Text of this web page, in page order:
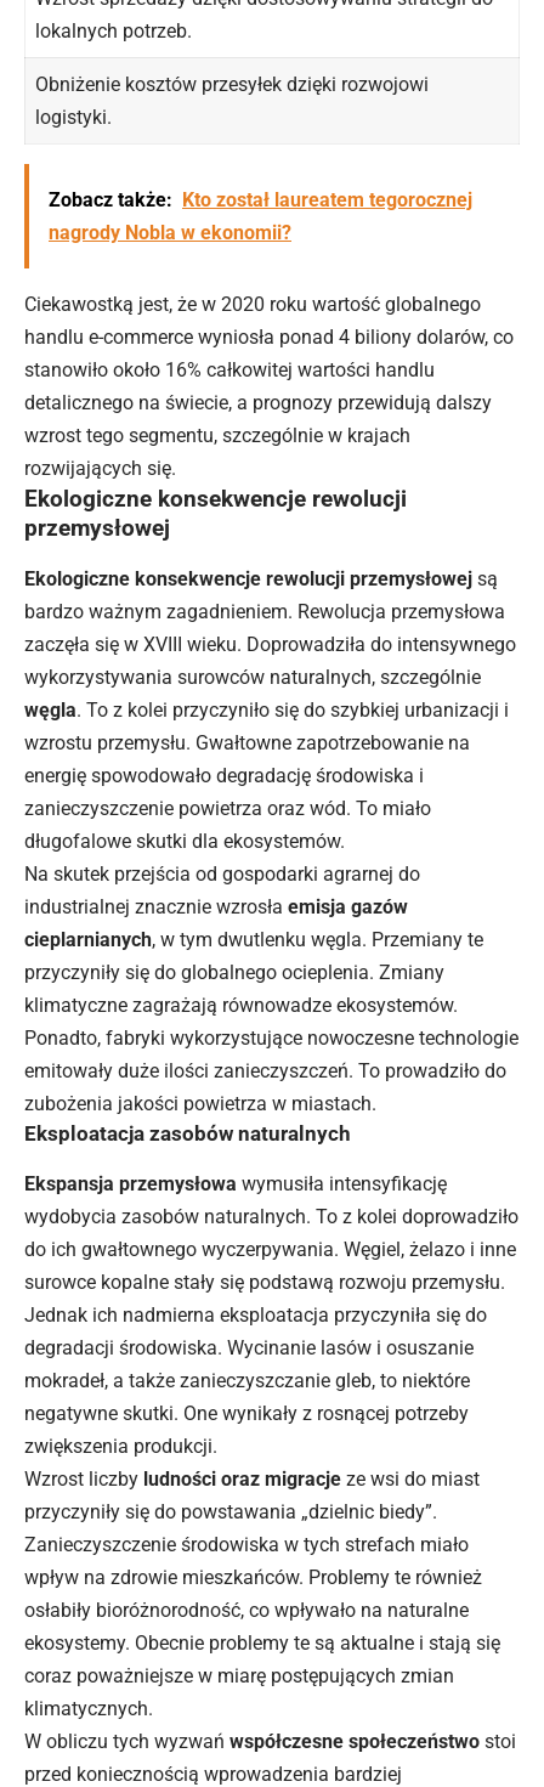
lokalnych potrzeb.
Obniżenie kosztów przesyłek dzięki rozwojowi
logistyki.
Zobacz także: Kto został laureatem tegorocznej
nagrody Nobla w ekonomii?
Ciekawostką jest, że w 2020 roku wartość globalnego
handlu e-commerce wyniosła ponad 4 biliony dolarów, co
stanowiło około 16% całkowitej wartości handlu
detalicznego na świecie, a prognozy przewidują dalszy
wzrost tego segmentu, szczególnie w krajach
rozwijających się.
Ekologiczne konsekwencje rewolucji
przemysłowej
Ekologiczne konsekwencje rewolucji przemysłowej są
bardzo ważnym zagadnieniem. Rewolucja przemysłowa
zaczęła się w XVIII wieku. Doprowadziła do intensywnego
wykorzystywania surowców naturalnych, szczególnie
węgla. To z kolei przyczyniło się do szybkiej urbanizacji i
wzrostu przemysłu. Gwałtowne zapotrzebowanie na
energię spowodowało degradację środowiska i
zanieczyszczenie powietrza oraz wód. To miało
długofalowe skutki dla ekosystemów.
Na skutek przejścia od gospodarki agrarnej do
industrialnej znacznie wzrosła emisja gazów
cieplarnianych, w tym dwutlenku węgla. Przemiany te
przyczyniły się do globalnego ocieplenia. Zmiany
klimatyczne zagrażają równowadze ekosystemów.
Ponadto, fabryki wykorzystujące nowoczesne technologie
emitowały duże ilości zanieczyszczeń. To prowadziło do
zubożenia jakości powietrza w miastach.
Eksploatacja zasobów naturalnych
Ekspansja przemysłowa wymusiła intensyfikację
wydobycia zasobów naturalnych. To z kolei doprowadziło
do ich gwałtownego wyczerpywania. Węgiel, żelazo i inne
surowce kopalne stały się podstawą rozwoju przemysłu.
Jednak ich nadmierna eksploatacja przyczyniła się do
degradacji środowiska. Wycinanie lasów i osuszanie
mokradeł, a także zanieczyszczanie gleb, to niektóre
negatywne skutki. One wynikały z rosnącej potrzeby
zwiększenia produkcji.
Wzrost liczby ludności oraz migracje ze wsi do miast
przyczyniły się do powstawania „dzielnic biedy”.
Zanieczyszczenie środowiska w tych strefach miało
wpływ na zdrowie mieszkańców. Problemy te również
osłabiły bioróżnorodność, co wpływało na naturalne
ekosystemy. Obecnie problemy te są aktualne i stają się
coraz poważniejsze w miarę postępujących zmian
klimatycznych.
W obliczu tych wyzwań współczesne społeczeństwo stoi
przed koniecznością wprowadzenia bardziej